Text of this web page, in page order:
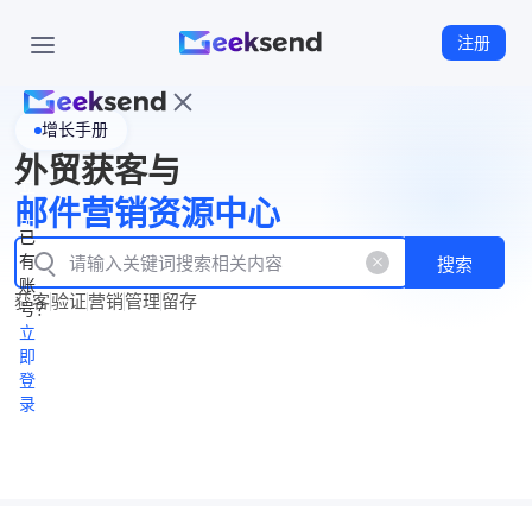
注册
页
WhatsApp
企业号
New
产
品
功
能
产
品
价
格
资
源
中
心
立
即
注
册
已
有
账
号？
立
即
登
录
增长手册
外贸获客与
邮件营销资源中心
搜索
获客验证营销管理留存